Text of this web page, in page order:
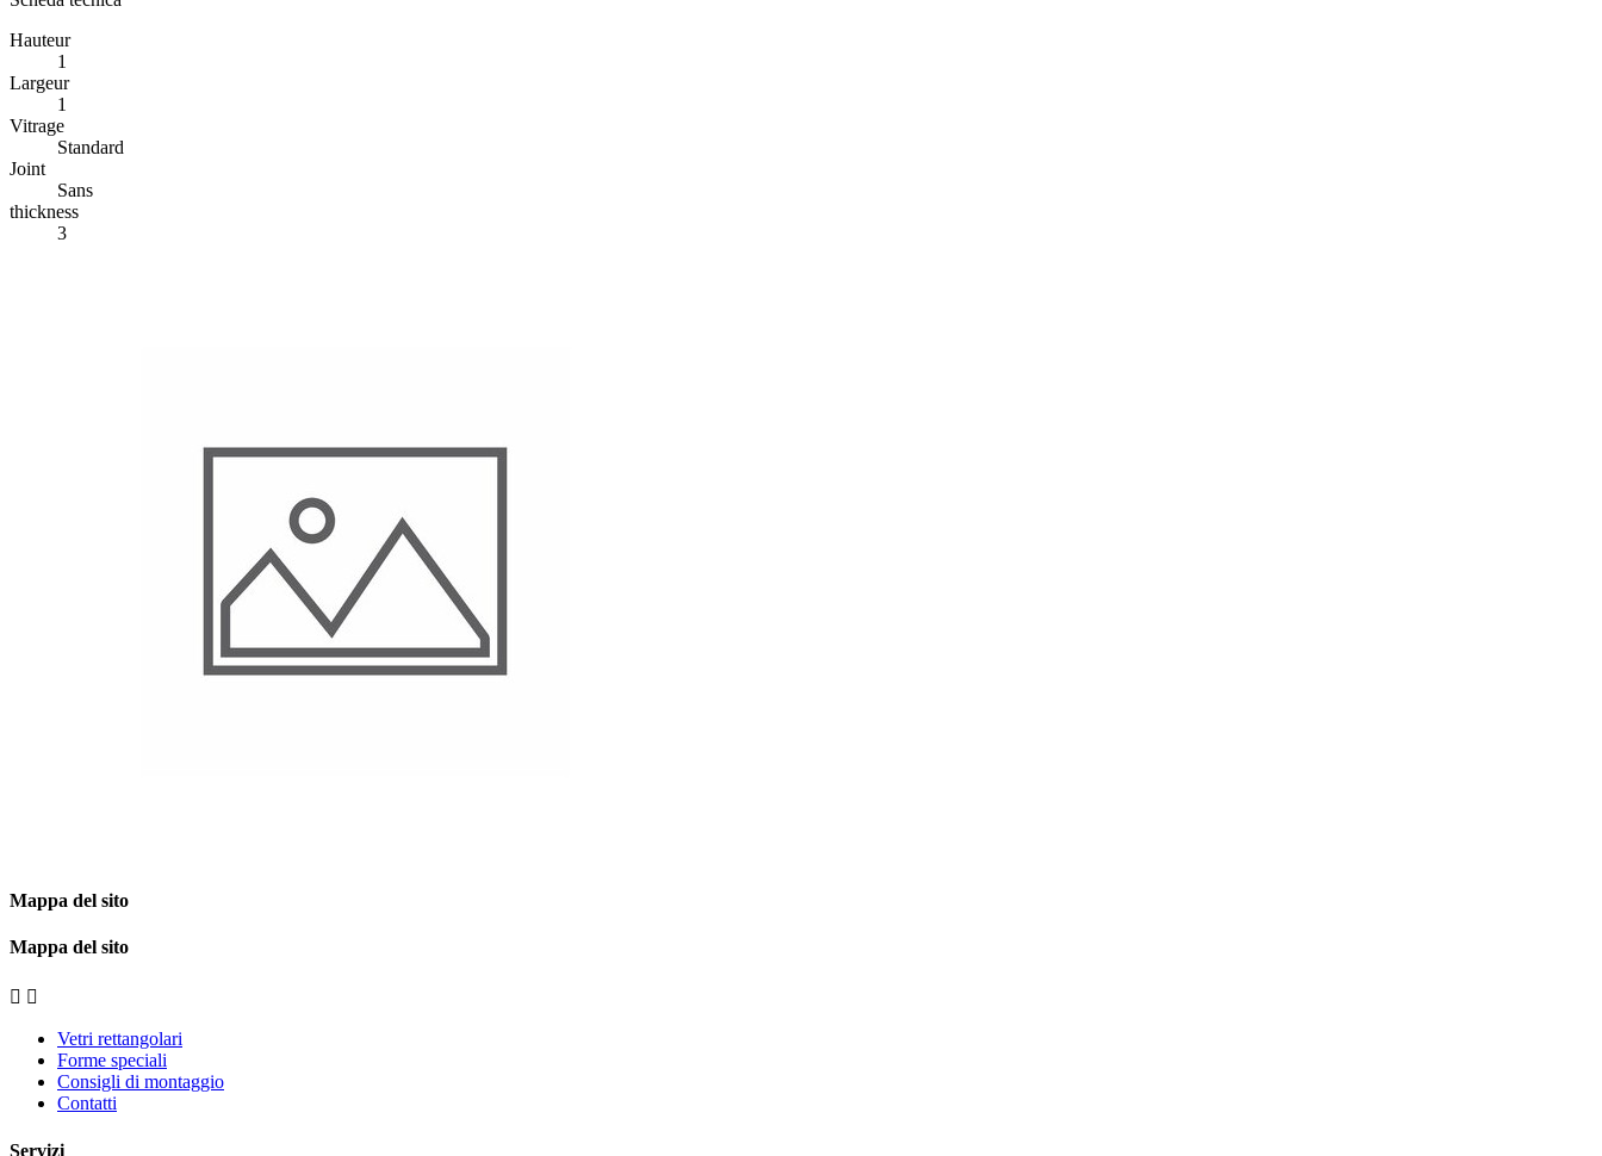
Hauteur
1
Largeur
1
Vitrage
Standard
Joint
Sans
thickness
3
Mappa del sito
Mappa del sito
 
Vetri rettangolari
Forme speciali
Consigli di montaggio
Contatti
Servizi